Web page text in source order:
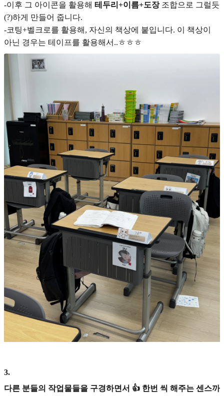
-이후 그 아이콘을 활용해 테두리+이름+도장조합으로 그럴듯
(?)하게 만들어 줍니다.
-코팅+벨크로를 활용해, 자신의 책상에 붙입니다. 이 책상이
아닌 경우는 테이프를 활용해서..ㅎㅎㅎ
3.
다른 분들의 작업물들을 구경하면서 👍 한번 씩 해주는 센스까